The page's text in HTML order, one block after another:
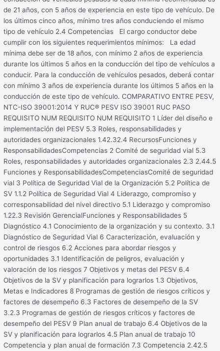
de 21 años, con 5 años de experiencia en este tipo de vehículo. De
los últimos cinco años, mínimo tres años conduciendo el mismo
tipo de vehículo 2.4 Competencias El cargo conductor debe
cumplir con los siguientes requerimientos mínimos: La edad
mínima debe ser de 18 años, con mínimo 2 años de experiencia
durante los últimos 5 años en la conducción del tipo de vehículos a
conducir. Para la conducción de vehículos pesados, deberá contar
con mínimo 3 años de experiencia durante los últimos 5 años en la
conducción de este tipo de vehículo. COMPARATIVO ENTRE PESV,
NTC-ISO 39001:2014 Y RUC® PESV ISO 39001 RUC PASO
REQUISITO NUM REQUISITO NUM REQUISITO 1 Líder del diseño e
implementación del PESV 5.3 Roles, responsabilidades y
autoridades organizacionales 1.42.32.4 RecursosFunciones y
ResponsabilidadesCompetencias 2 Comité de seguridad vial 5.3
Roles, responsabilidades y autoridades organizacionales 2.3 2.44.5
Funciones y ResponsabilidadesCompetenciasComité de seguridad
vial 3 Política de Seguridad Vial de la Organización 5.2 Política de
SV 1.1.2 Política de Seguridad Vial 4 Liderazgo, compromiso y
corresponsabilidad del nivel directivo 5.1 Liderazgo y compromiso
1.22.3 Revisión GerencialFunciones y Responsabilidades 5
Diagnóstico 4.1 Conocimiento de la organización y su contexto. 3.1
Diagnóstico de Seguridad Vial 6 Caracterización, evaluación y
control de riesgos 6.2 Acciones para abordar riesgos y
oportunidades 3.1 Identificación de peligros, evaluación y
valoración de los riesgos 7 Objetivos y metas del PESV 6.4
Objetivos de la SV y planificación para lograrlos 1.3 Objetivos,
Metas e Indicadores 8 Programas de gestión de riesgos críticos y
factores de desempeño 6.3 Factores de desempeño de la SV
3.2.3 Programas de gestión de riesgos críticos y factores de
desempeño del PESV 9 Plan anual de trabajo 6.4 Objetivos de la
SV y planificación para lograrlos 4.5 Plan anual de trabajo 10
Competencia y plan anual de formación 7.3 Competencia 2.42.5